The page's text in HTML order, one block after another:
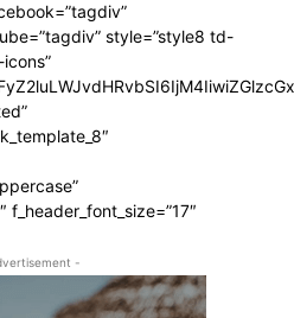
style=”style8 td-
-